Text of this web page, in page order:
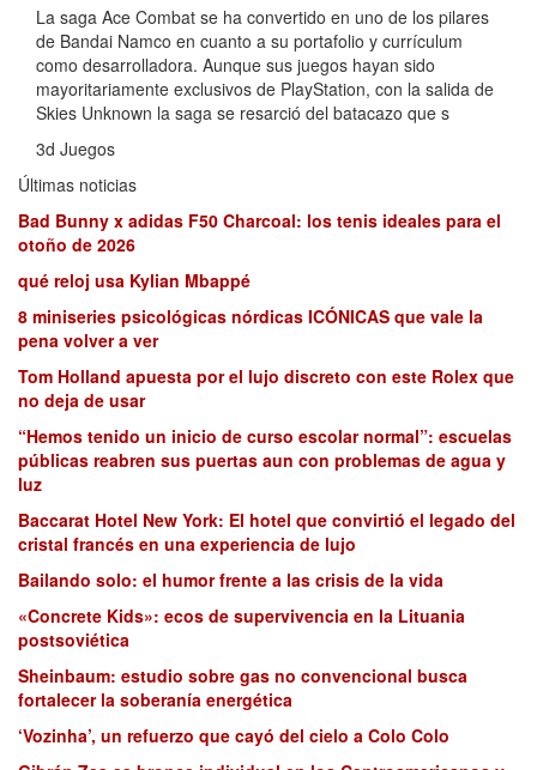
La saga Ace Combat se ha convertido en uno de los pilares
de Bandai Namco en cuanto a su portafolio y currículum
como desarrolladora. Aunque sus juegos hayan sido
mayoritariamente exclusivos de PlayStation, con la salida de
Skies Unknown la saga se resarció del batacazo que s
3d Juegos
Últimas noticias
Bad Bunny x adidas F50 Charcoal: los tenis ideales para el
otoño de 2026
qué reloj usa Kylian Mbappé
8 miniseries psicológicas nórdicas ICÓNICAS que vale la
pena volver a ver
Tom Holland apuesta por el lujo discreto con este Rolex que
no deja de usar
“Hemos tenido un inicio de curso escolar normal”: escuelas
públicas reabren sus puertas aun con problemas de agua y
luz
Baccarat Hotel New York: El hotel que convirtió el legado del
cristal francés en una experiencia de lujo
Bailando solo: el humor frente a las crisis de la vida
«Concrete Kids»: ecos de supervivencia en la Lituania
postsoviética
Sheinbaum: estudio sobre gas no convencional busca
fortalecer la soberanía energética
‘Vozinha’, un refuerzo que cayó del cielo a Colo Colo